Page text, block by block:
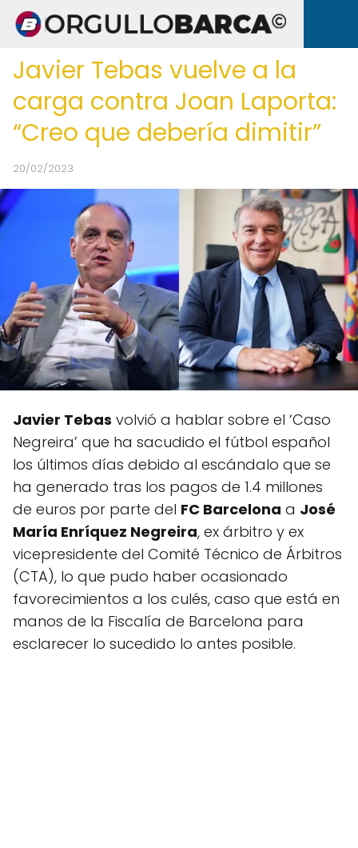
Javier Tebas vuelve a la
carga contra Joan Laporta:
“Creo que debería dimitir”
20/02/2023
Javier Tebas volvió a hablar sobre el ‘Caso
Negreira’ que ha sacudido el fútbol español
los últimos días debido al escándalo que se
ha generado tras los pagos de 1.4 millones
de euros por parte del FC Barcelona a José
María Enríquez Negreira, ex árbitro y ex
vicepresidente del Comité Técnico de Árbitros
(CTA), lo que pudo haber ocasionado
favorecimientos a los culés, caso que está en
manos de la Fiscalía de Barcelona para
esclarecer lo sucedido lo antes posible.